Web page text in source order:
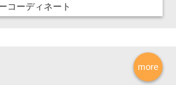
コーディネート
more